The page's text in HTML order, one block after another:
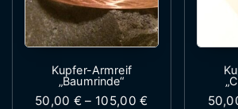
Kupfer-Armreif
„Baumrinde“
50,00€ – 105,00€ Preisspanne: